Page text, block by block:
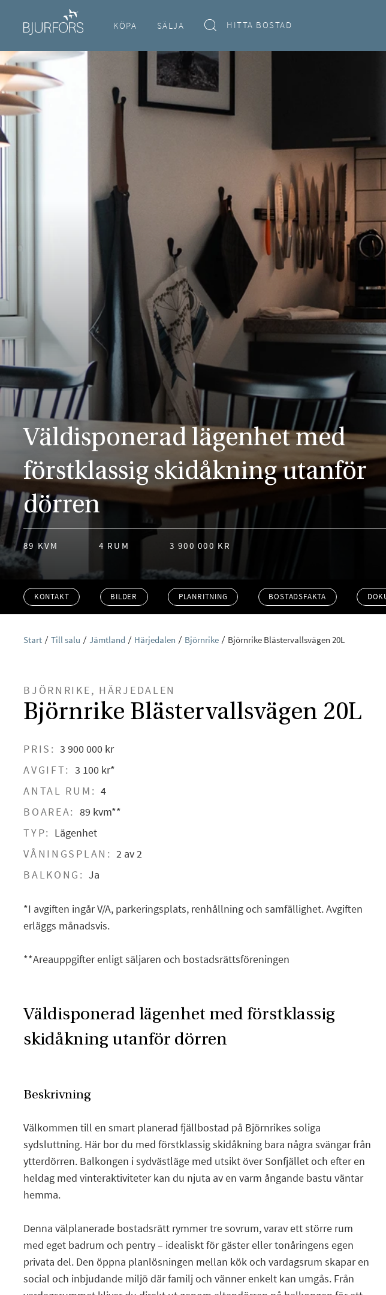
KÖPA SÄLJA HITTA BOSTAD
Väldisponerad lägenhet med
förstklassig skidåkning utanför
dörren
89 KVM 4 RUM 3 900 000 KR
KONTAKT BILDER PLANRITNING BOSTADSFAKTA
Start Till salu Jämtland Härjedalen Björnrike Björnrike Blästervallsvägen 20L
BJÖRNRIKE, HÄRJEDALEN
Björnrike Blästervallsvägen 20L
PRIS: 3 900 000 kr
AVGIFT: 3 100 kr*
ANTAL RUM: 4
BOAREA: 89 kvm**
TYP: Lägenhet
VÅNINGSPLAN: 2 av 2
BALKONG: Ja
*I avgiften ingår V/A, parkeringsplats, renhållning och samfällighet. Avgiften
erläggs månadsvis.
**Areauppgifter enligt säljaren och bostadsrättsföreningen
Väldisponerad lägenhet med förstklassig
skidåkning utanför dörren
Beskrivning
Välkommen till en smart planerad fjällbostad på Björnrikes soliga
sydsluttning. Här bor du med förstklassig skidåkning bara några svängar från
ytterdörren. Balkongen i sydvästläge med utsikt över Sonfjället och efter en
heldag med vinteraktiviteter kan du njuta av en varm ångande bastu väntar
hemma.
Denna välplanerade bostadsrätt rymmer tre sovrum, varav ett större rum
med eget badrum och pentry – idealiskt för gäster eller tonåringens egen
privata del. Den öppna planlösningen mellan kök och vardagsrum skapar en
social och inbjudande miljö där familj och vänner enkelt kan umgås. Från